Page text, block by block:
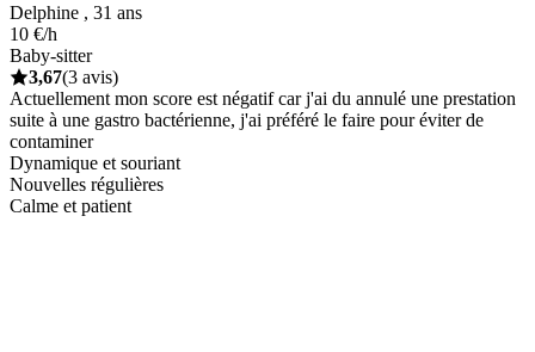
Delphine , 31 ans
10 €/h
Baby-sitter
3,67(3 avis)
Actuellement mon score est négatif car j'ai du annulé une prestation
suite à une gastro bactérienne, j'ai préféré le faire pour éviter de
contaminer
Dynamique et souriant
Nouvelles régulières
Calme et patient